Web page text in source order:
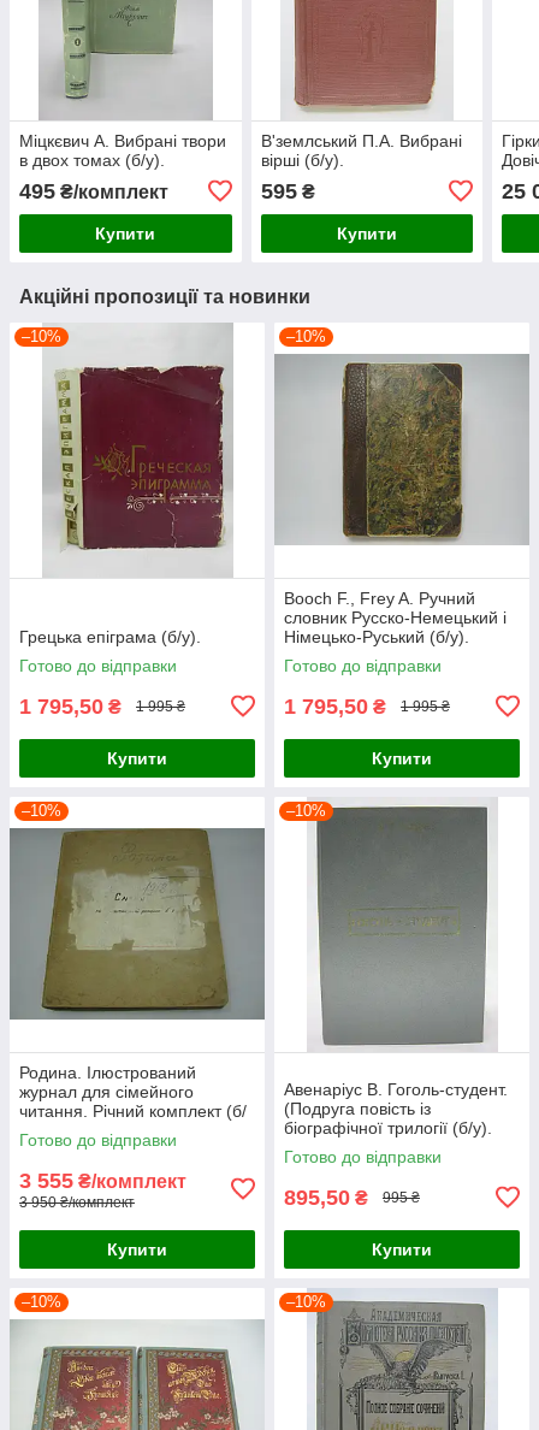
Міцкєвич А. Вибрані твори
в двох томах (б/у).
495 ₴/комплект
Купити
В'землський П.А. Вибрані
вірші (б/у).
595₴
Купити
25
Акційні пропозиції та новинки
–10%
Грецька епіграма (б/у).
Готово до відправки
1 795,50 ₴ 1 995 ₴
Купити
–10%
Booch F., Frey A. Ручний
словник Русско-Немецький і
Німецько-Руський (б/у).
Готово до відправки
1 795,50 ₴ 1 995 ₴
Купити
–10%
Родина. Ілюстрований
журнал для сімейного
читання. Річний комплект (б/
у).
Готово до відправки
3 555 ₴/комплект
3 950 ₴/комплект
Купити
–10%
Авенаріус В. Гоголь-студент.
(Подруга повість із
біографічної трилогії (б/у).
Готово до відправки
895,50 ₴ 995 ₴
Купити
–10% –10%